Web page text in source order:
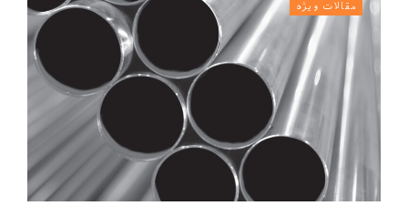
مقالات ویژه